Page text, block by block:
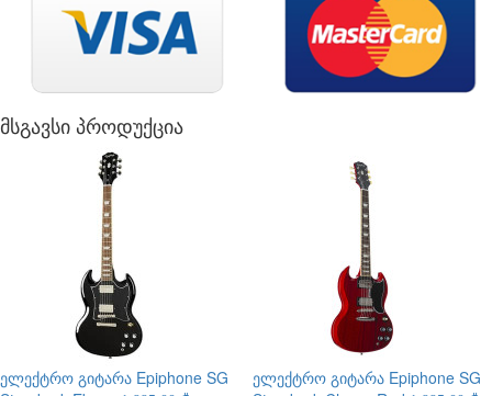
მსგავსი პროდუქცია
ელექტრო გიტარა Epiphone SG
ელექტრო გიტარა Epiphone SG